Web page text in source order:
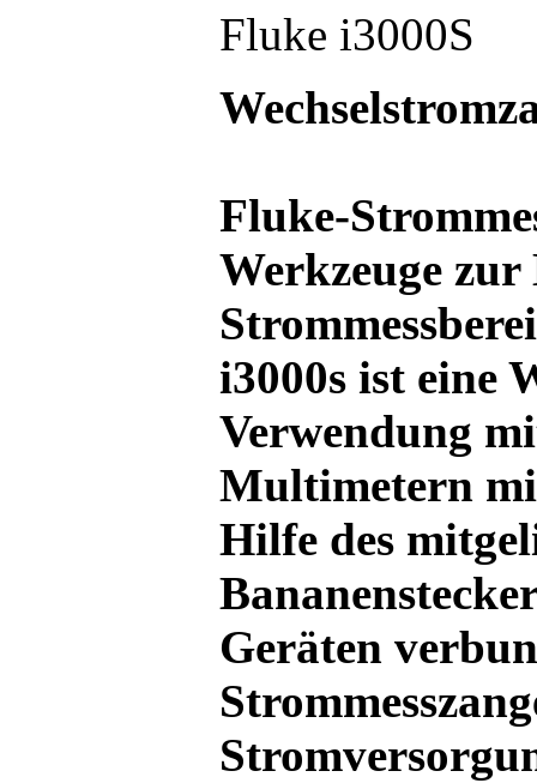
Fluke i3000S
Fluke-
Werkzeuge
i3000s ist eine
Verwendung
Multimetern
Hilfe des
Geräten